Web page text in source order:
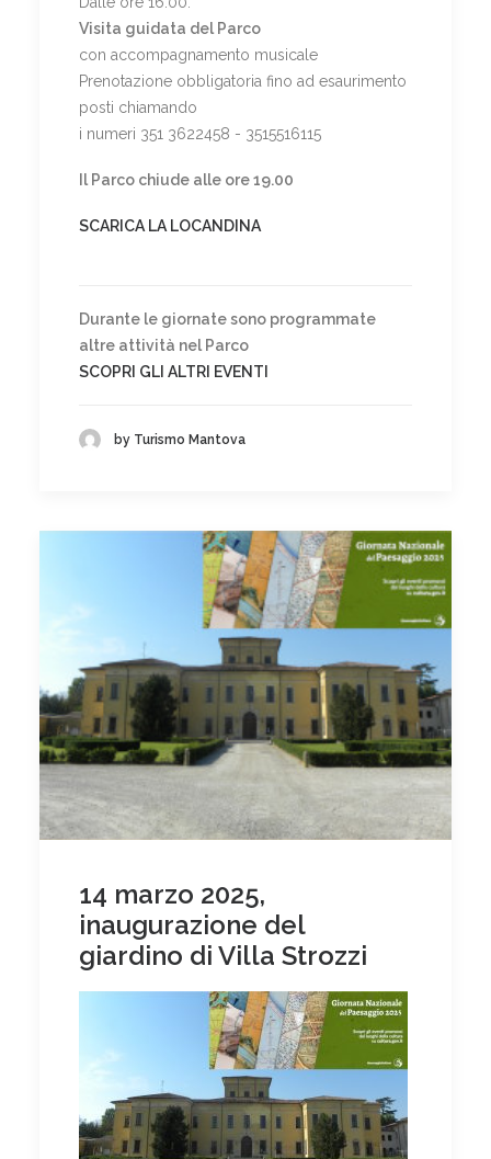
Visita guidata del Parco
con accompagnamento musicale
Prenotazione obbligatoria fino ad esaurimento
posti chiamando
i numeri 351 3622458 - 3515516115
Il Parco chiude alle ore 19.00
SCARICA LA LOCANDINA
Durante le giornate sono programmate
altre attività nel Parco
SCOPRI GLI ALTRI EVENTI
by Turismo Mantova
14 marzo 2025,
inaugurazione del
giardino di Villa Strozzi